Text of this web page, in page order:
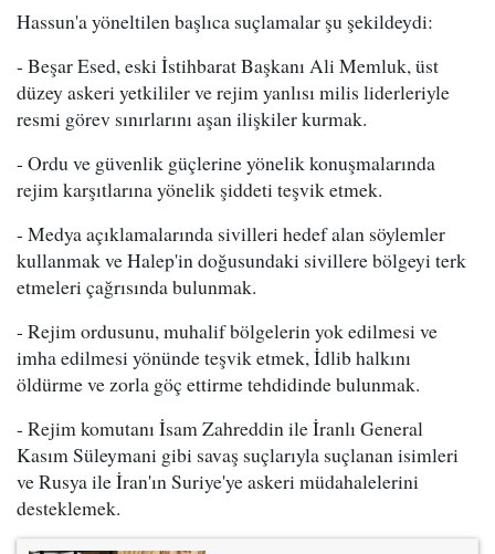
Hassun'a yöneltilen başlıca suçlamalar şu şekildeydi:
- Beşar Esed, eski İstihbarat Başkanı Ali Memluk, üst
düzey askeri yetkililer ve rejim yanlısı milis liderleriyle
resmi görev sınırlarını aşan ilişkiler kurmak.
- Ordu ve güvenlik güçlerine yönelik konuşmalarında
rejim karşıtlarına yönelik şiddeti teşvik etmek.
- Medya açıklamalarında sivilleri hedef alan söylemler
kullanmak ve Halep'in doğusundaki sivillere bölgeyi terk
etmeleri çağrısında bulunmak.
- Rejim ordusunu, muhalif bölgelerin yok edilmesi ve
imha edilmesi yönünde teşvik etmek, İdlib halkını
öldürme ve zorla göç ettirme tehdidinde bulunmak.
- Rejim komutanı İsam Zahreddin ile İranlı General
Kasım Süleymani gibi savaş suçlarıyla suçlanan isimleri
ve Rusya ile İran'ın Suriye'ye askeri müdahalelerini
desteklemek.